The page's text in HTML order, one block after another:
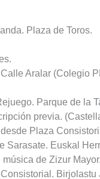
Plaza de Toros.
Aralar (Colegio
Parque de la
previa.
Plaza
Sarasate. Euskal
de Zizur Mayor.